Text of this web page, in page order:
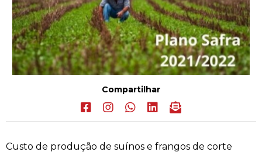
Compartilhar
Custo de produção de suínos e frangos de corte